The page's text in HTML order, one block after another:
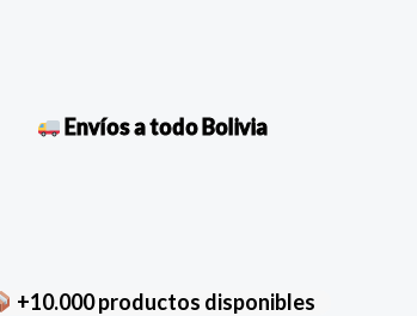
Envíos a todo Bolivia
+10.000 productos disponibles